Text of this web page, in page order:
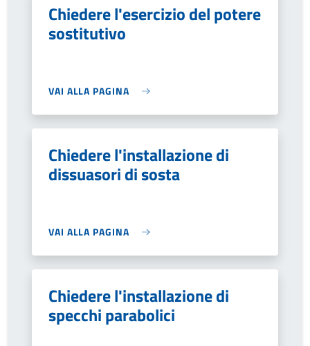
Chiedere l'esercizio del potere
sostitutivo
VAI ALLA PAGINA
Chiedere l'installazione di
dissuasori di sosta
VAI ALLA PAGINA
Chiedere l'installazione di
specchi parabolici